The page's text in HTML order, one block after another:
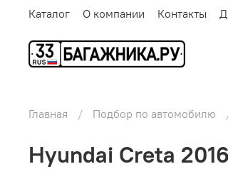
Каталог О компании Контакты
Главная Подбор по автомобилю
Hyundai Creta